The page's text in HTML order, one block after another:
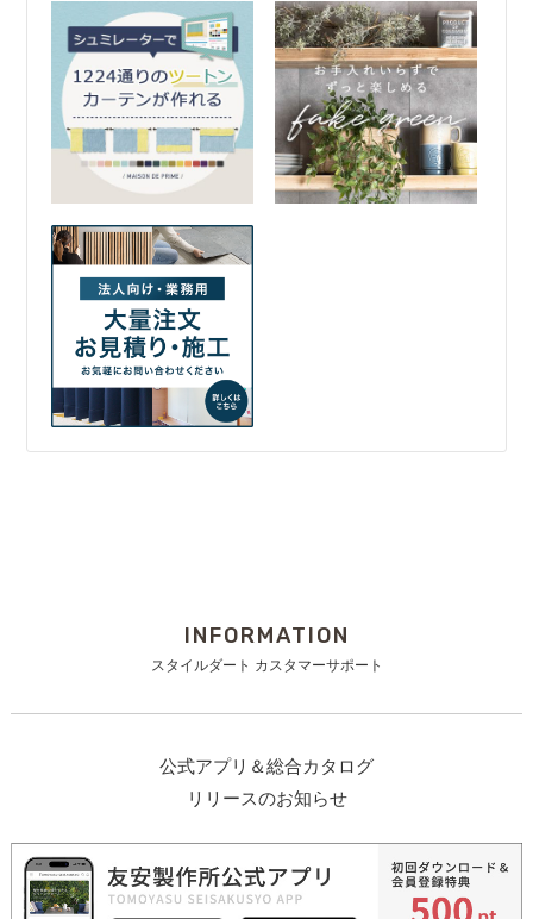
INFORMATION
スタイルダート カスタマーサポート
公式アプリ＆総合カタログ
リリースのお知らせ